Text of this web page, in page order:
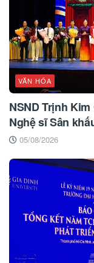
VĂN HÓA
NSND Trịnh
Nghệ sĩ Sân
05/08/2026